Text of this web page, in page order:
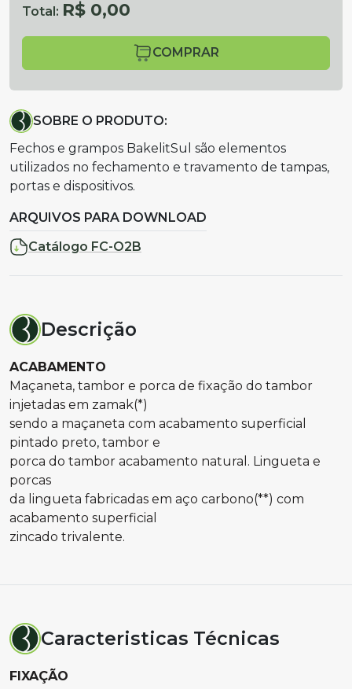
Total: R$ 0,00
COMPRAR
SOBRE O PRODUTO:
Fechos e grampos BakelitSul são elementos
utilizados no fechamento e travamento de tampas,
portas e dispositivos.
ARQUIVOS PARA DOWNLOAD
Catálogo FC-O2B
Descrição
ACABAMENTO
Maçaneta, tambor e porca de fixação do tambor
injetadas em zamak(*)
sendo a maçaneta com acabamento superficial
pintado preto, tambor e
porca do tambor acabamento natural. Lingueta e
porcas
da lingueta fabricadas em aço carbono(**) com
acabamento superficial
zincado trivalente.
Caracteristicas Técnicas
FIXAÇÃO